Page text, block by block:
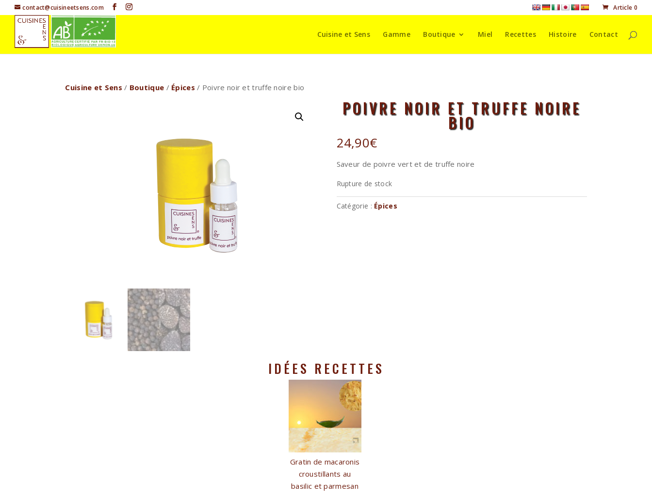
contact@cuisineetsens.com Article 0
Cuisine et Sens Gamme Boutique Miel Recettes Histoire Contact
Cuisine et Sens / Boutique / Épices / Poivre noir et truffe noire bio
POIVRE NOIR ET TRUFFE NOIRE
BIO
24,90€
Saveur de poivre vert et de truffe noire
Rupture de stock
Catégorie : Épices
IDÉES RECETTES
Gratin de macaronis
croustillants au
basilic et parmesan